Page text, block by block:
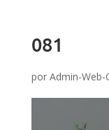
081
por Admin-Web-